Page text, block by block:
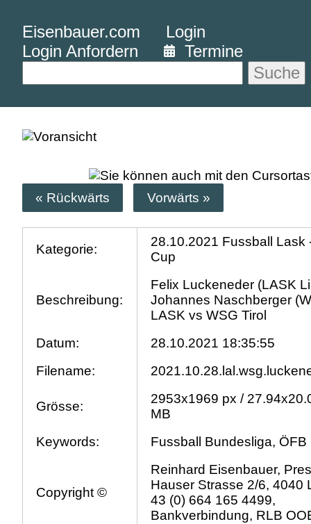
Eisenbauer.com
Login
Login Anfordern
Termine
Suche
« Rückwärts Vorwärts »
Kategorie:
28.10.2021 Fussball Lask
Cup
Beschreibung:
Felix Luckeneder (LASK
Johannes Naschberger
LASK vs WSG Tirol
Datum:
28.10.2021 18:35:55
Filename:
Grösse:
2953x1969 px /
MB
Keywords:
Fussball Bundesliga, ÖFB
Copyright ©
Reinhard Eisenbauer,
Hauser Strasse 2/6, 4040
43 (0) 664 165 4499,
Bankverbindung, RLB